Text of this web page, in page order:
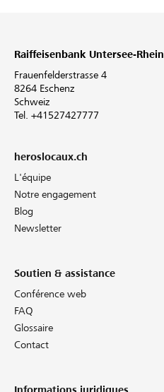
Raiffeisenbank Untersee-Rhein
Frauenfelderstrasse 4
8264 Eschenz
Schweiz
Tel. +41527427777
heroslocaux.ch
L'équipe
Notre engagement
Blog
Newsletter
Soutien & assistance
Conférence web
FAQ
Glossaire
Contact
Informations juridiques